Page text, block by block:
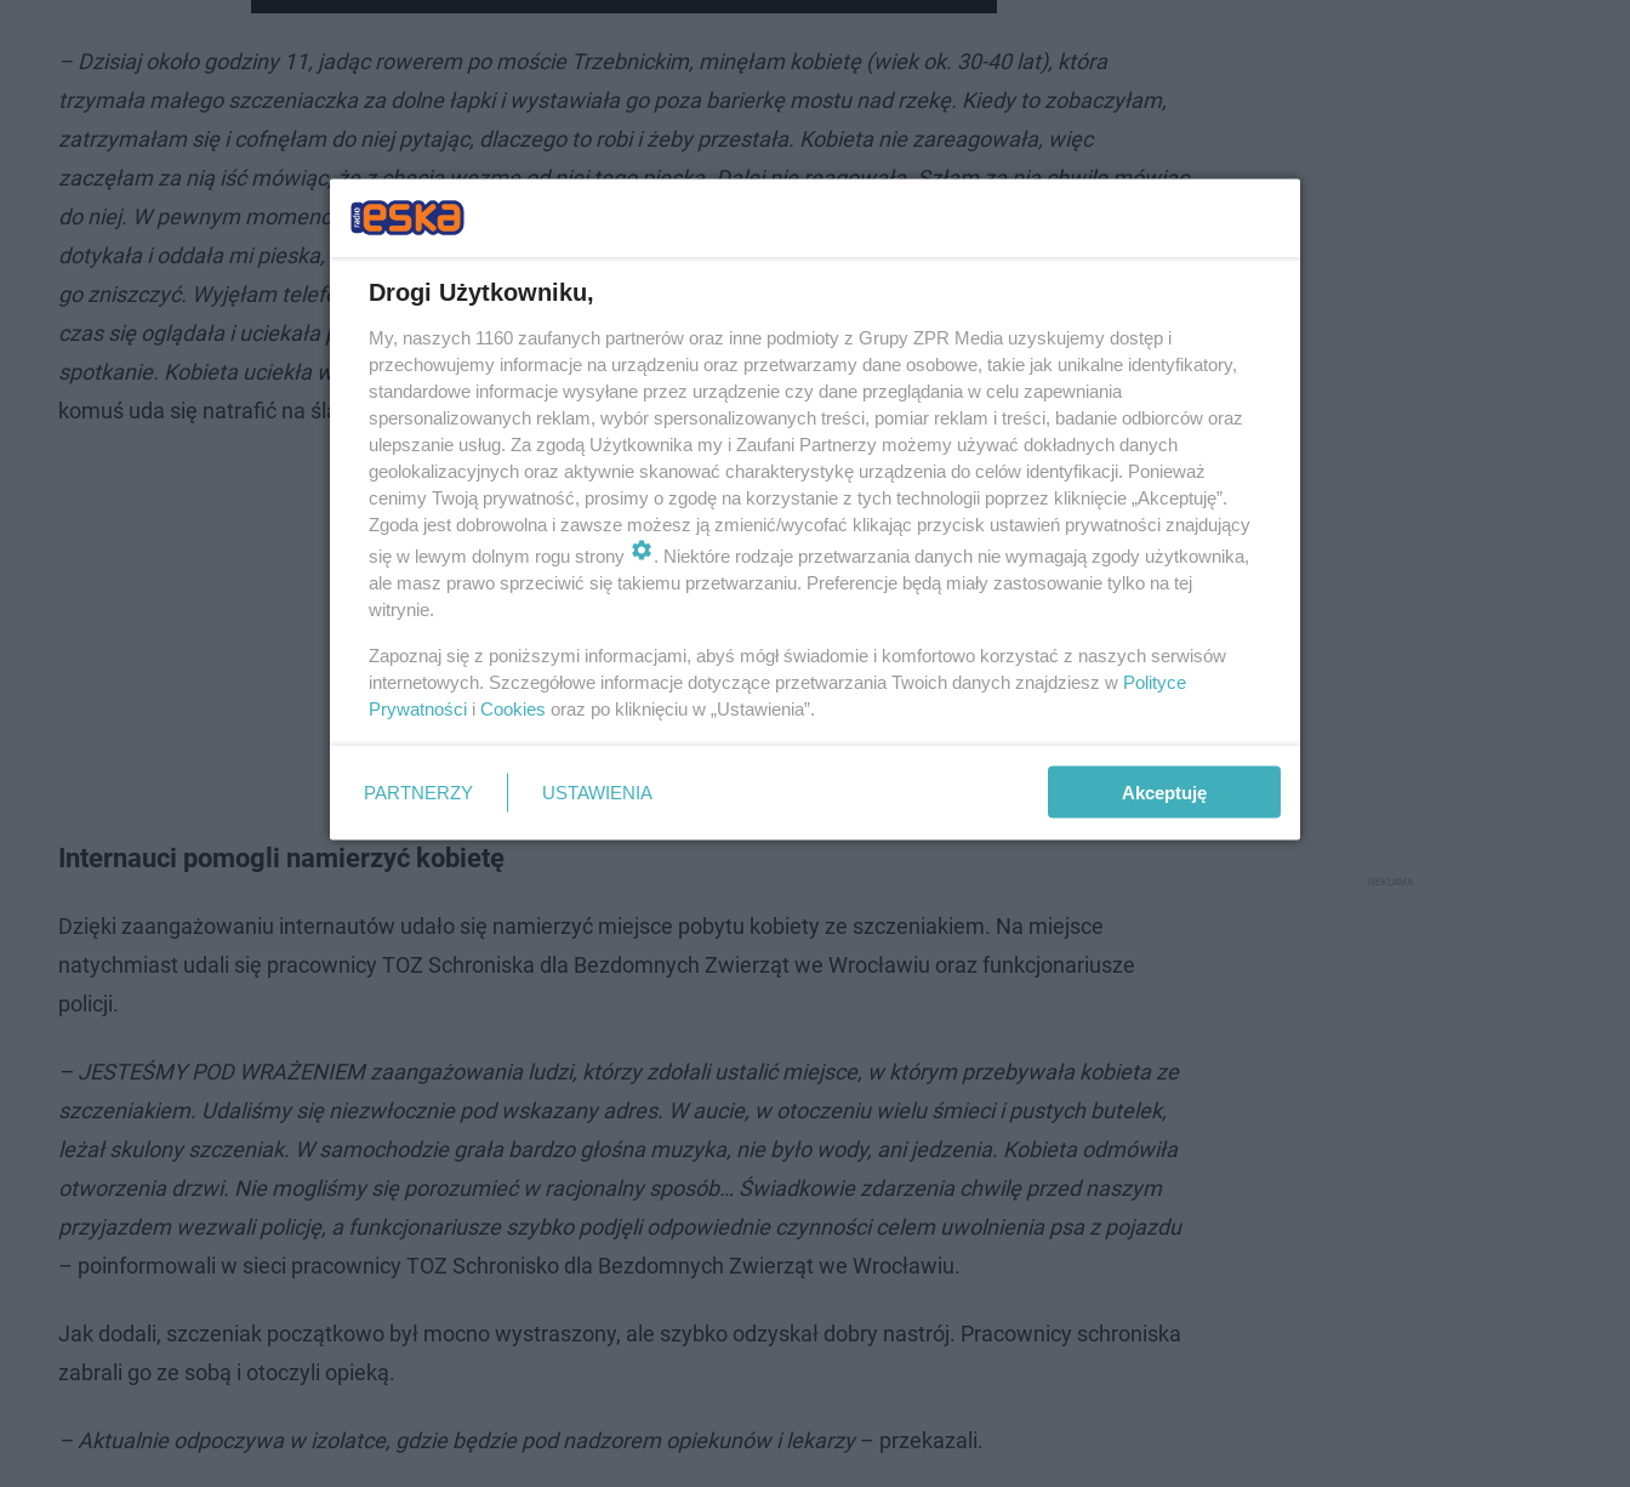
– Dzisiaj około godziny 11, jadąc rowerem po moście Trzebnickim, minęłam kobietę (wiek ok. 30-40 lat), która
trzymała małego szczeniaczka za dolne łapki i wystawiała go poza barierkę mostu nad rzekę. Kiedy to zobaczyłam,
zatrzymałam się i cofnęłam do niej pytając, dlaczego to robi i żeby przestała. Kobieta nie zareagowała, więc
zaczęłam za nią iść mówiąc, że z chęcią wezmę od niej tego pieska. Dalej nie reagowała. Szłam za nią chwilę mówiąc
do niej. W pewnym momencie kobieta odwróciła się do mnie i mnie popchnęła. Kiedy powiedziałam, żeby mnie nie
dotykała i oddała mi pieska, odwróciła się po raz kolejny, złapała za mój rower i zaczęła go ciągnąć i szarpać próbując
go zniszczyć. Wyjęłam telefon żeby zrobić jej zdjęcie i wtedy zaczęła uciekać. Szłam chwilę jeszcze za nią, ale cały
czas się oglądała i uciekała przede mną. Po chwili się poddałam, ponieważ musiałam wrócić po rower żeby jechać na
spotkanie. Kobieta uciekła w stronę bloków przy ul. Na Polance– opisała w sieci całą sytuację pani Karolina, licząc, że
komuś uda się natrafić na ślad kobiety.
Internauci pomogli namierzyć kobietę
Dzięki zaangażowaniu internautów udało się namierzyć miejsce pobytu kobiety ze szczeniakiem. Na miejsce
natychmiast udali się pracownicy TOZ Schroniska dla Bezdomnych Zwierząt we Wrocławiu oraz funkcjonariusze
policji.
– JESTEŚMY POD WRAŻENIEM zaangażowania ludzi, którzy zdołali ustalić miejsce, w którym przebywała kobieta ze
szczeniakiem. Udaliśmy się niezwłocznie pod wskazany adres. W aucie, w otoczeniu wielu śmieci i pustych butelek,
leżał skulony szczeniak. W samochodzie grała bardzo głośna muzyka, nie było wody, ani jedzenia. Kobieta odmówiła
otworzenia drzwi. Nie mogliśmy się porozumieć w racjonalny sposób… Świadkowie zdarzenia chwilę przed naszym
przyjazdem wezwali policję, a funkcjonariusze szybko podjęli odpowiednie czynności celem uwolnienia psa z pojazdu
– poinformowali w sieci pracownicy TOZ Schronisko dla Bezdomnych Zwierząt we Wrocławiu.
Jak dodali, szczeniak początkowo był mocno wystraszony, ale szybko odzyskał dobry nastrój. Pracownicy schroniska
zabrali go ze sobą i otoczyli opieką.
– Aktualnie odpoczywa w izolatce, gdzie będzie pod nadzorem opiekunów i lekarzy– przekazali.
Drogi Użytkowniku,
My, naszych 1160 zaufanych partnerów oraz inne podmioty z Grupy ZPR Media uzyskujemy dostęp i
przechowujemy informacje na urządzeniu oraz przetwarzamy dane osobowe, takie jak unikalne identyfikatory,
standardowe informacje wysyłane przez urządzenie czy dane przeglądania w celu zapewniania
spersonalizowanych reklam, wybór spersonalizowanych treści, pomiar reklam i treści, badanie odbiorców oraz
ulepszanie usług. Za zgodą Użytkownika my i Zaufani Partnerzy możemy używać dokładnych danych
geolokalizacyjnych oraz aktywnie skanować charakterystykę urządzenia do celów identyfikacji. Ponieważ
cenimy Twoją prywatność, prosimy o zgodę na korzystanie z tych technologii poprzez kliknięcie „Akceptuję”.
Zgoda jest dobrowolna i zawsze możesz ją zmienić/wycofać klikając przycisk ustawień prywatności znajdujący
się w lewym dolnym rogu strony
. Niektóre rodzaje przetwarzania danych nie wymagają zgody użytkownika,
ale masz prawo sprzeciwić się takiemu przetwarzaniu. Preferencje będą miały zastosowanie tylko na tej
witrynie.
Zapoznaj się z poniższymi informacjami, abyś mógł świadomie i komfortowo korzystać z naszych serwisów
internetowych. Szczegółowe informacje dotyczące przetwarzania Twoich danych znajdziesz w Polityce
Prywatności i Cookies oraz po kliknięciu w „Ustawienia”.
PARTNERZY USTAWIENIA Akceptuję